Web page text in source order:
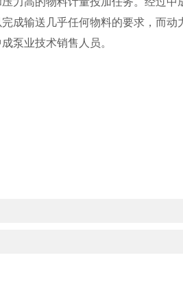
成输送几乎任何物料的要求，而
泵业技术销售人员。